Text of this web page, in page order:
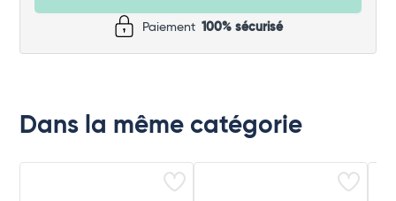
Paiement 100% sécurisé
Dans la même catégorie